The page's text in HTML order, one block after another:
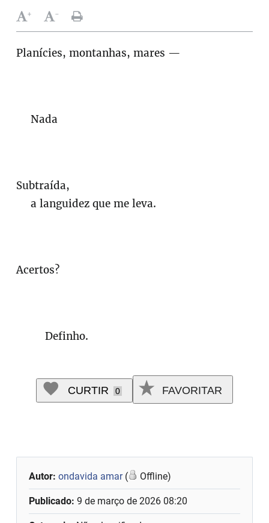
+ -
Planícies, montanhas, mares —
Nada
Subtraída,
a languidez que me leva.
Acertos?
Definho.
CURTIR 0 FAVORITAR
Autor:ondavida amar( Offline)
Publicado:9 de março de 2026 08:20